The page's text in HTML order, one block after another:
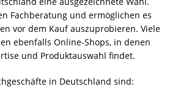
Fachberatung und ermöglichen es
vor dem Kauf auszuprobieren. Viele
ebenfalls Online-Shops, in denen
und Produktauswahl findet.
in Deutschland sind: